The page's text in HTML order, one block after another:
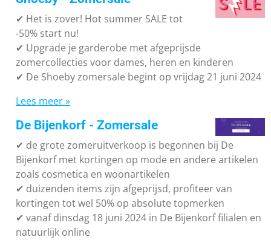
✔ Het is zover! Hot summer SALE tot
-50% start nu!
✔ Upgrade je garderobe met afgeprijsde
zomercollecties voor dames, heren en kinderen
✔ De Shoeby zomersale begint op vrijdag 21 juni 2024
Lees meer »
De Bijenkorf - Zomersale
✔ de grote zomeruitverkoop is begonnen bij De
Bijenkorf met kortingen op mode en andere artikelen
zoals cosmetica en woonartikelen
✔ duizenden items zijn afgeprijsd, profiteer van
kortingen tot wel 50% op absolute topmerken
✔ vanaf dinsdag 18 juni 2024 in De Bijenkorf filialen en
natuurlijk online